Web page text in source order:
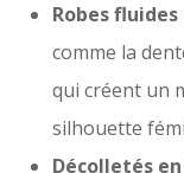
Robes
comme la
qui créent un
silhouette
Décolletés